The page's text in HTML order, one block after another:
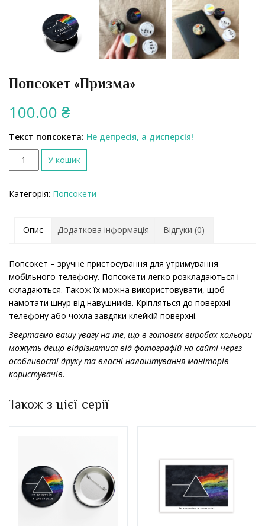
Попсокет «Призма»
100.00 ₴
Текст попсокета: Не депресія, а дисперсія!
і
ь
ь
У кошик
Категорія: Попсокети
Опис Додаткова інформація Відгуки (0)
Попсокет – зручне пристосування для утримування
мобільного телефону. Попсокети легко розкладаються і
складаються. Також їх можна використовувати, щоб
намотати шнур від навушників. Кріпляться до поверхні
телефону або чохла завдяки клейкій поверхні.
Звертаємо вашу увагу на те, що в готових виробах кольори
можуть дещо відрізнятися від фотографій на сайті через
особливості друку та власні налаштування моніторів
користувачів.
Також з цієї серії